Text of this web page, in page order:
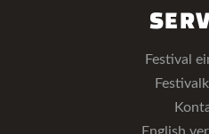
Festival